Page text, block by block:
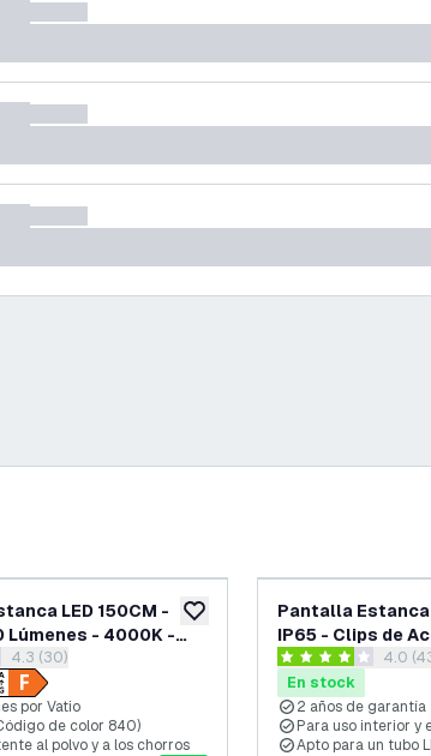
añadir a lista de deseos
LED 150CM -
Lúmenes - 4000K -
LED
el panel de reseñas
puntuación
4.3 (30)
por Vatio
de color 840)
al polvo y a los chorros
Pantalla Estanca
IP65 - Clips de
abrir el
4 estrellas de 4.0
En stock
2 años de garantía
Para uso interior y
Apto para un tubo